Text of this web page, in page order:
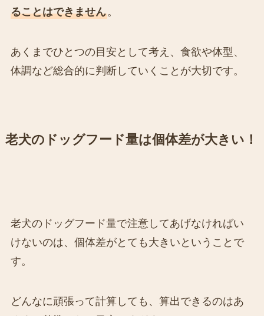
ることはできません。
あくまでひとつの目安として考え、食欲や体型、
体調など総合的に判断していくことが大切です。
老犬のドッグフード量は個体差が大きい！
老犬のドッグフード量で注意してあげなければい
けないのは、個体差がとても大きいということで
す。
どんなに頑張って計算しても、算出できるのはあ